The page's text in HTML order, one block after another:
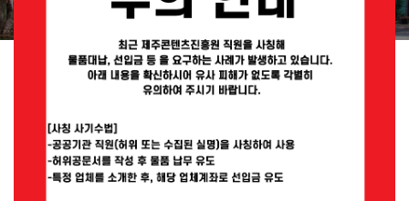
공지사항
공지